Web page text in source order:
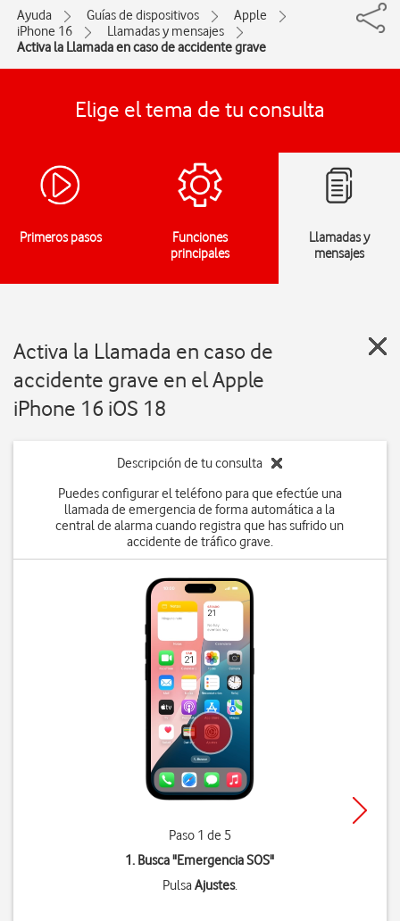
Ayuda Guías de dispositivos
Apple
iPhone 16
Llamadas y mensajes
Activa la Llamada en caso de accidente grave
Elige el tema de tu consulta
Primeros pasos
Funciones
principales
Llamadas y
mensajes
Activa la Llamada en caso de
accidente grave en el Apple
iPhone 16 iOS 18
Descripción de tu consulta
Puedes configurar el teléfono para que efectúe una
llamada de emergencia de forma automática a la
central de alarma cuando registra que has sufrido un
accidente de tráfico grave.
Paso 1 de 5
1. Busca "Emergencia SOS"
PulsaAjustes.